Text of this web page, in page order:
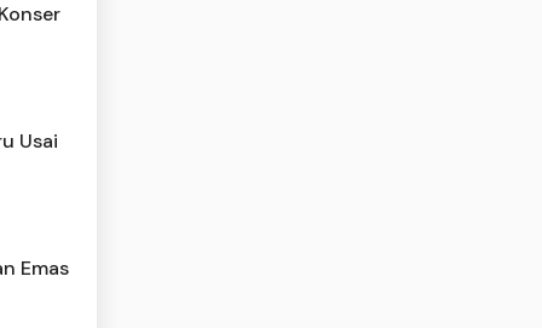
Usai
Emas